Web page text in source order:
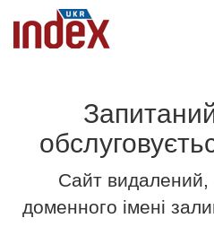
Сайт видалений,
доменного імені